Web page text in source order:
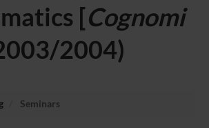
[Cognomi
2004)
Seminars